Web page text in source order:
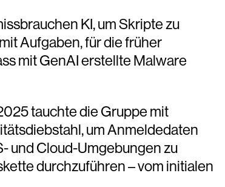
KI, um Skripte zu
Aufgaben, für die früher
mit GenAI erstellte Malware
tauchte die Gruppe mit
um Anmeldedaten
und Cloud-Umgebungen zu
durchzuführen – vom initialen